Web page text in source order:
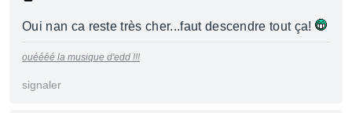
Oui nan ca reste très cher...faut descendre tout ça!
ouéééé la musique d'edd !!!
signaler